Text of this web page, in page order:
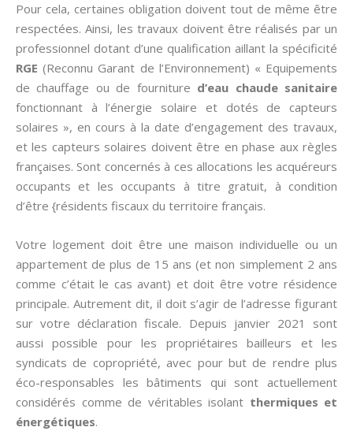
Pour cela, certaines obligation doivent tout de même être
respectées. Ainsi, les travaux doivent être réalisés par un
professionnel dotant d’une qualification aillant la spécificité
RGE(Reconnu Garant de l’Environnement) « Equipements
de chauffage ou de fourniture d’eau chaude sanitaire
fonctionnant à l’énergie solaire et dotés de capteurs
solaires », en cours à la date d’engagement des travaux,
et les capteurs solaires doivent être en phase aux règles
françaises. Sont concernés à ces allocations les acquéreurs
occupants et les occupants à titre gratuit, à condition
d’être {résidents fiscaux du territoire français.
Votre logement doit être une maison individuelle ou un
appartement de plus de 15 ans (et non simplement 2 ans
comme c’était le cas avant) et doit être votre résidence
principale. Autrement dit, il doit s’agir de l’adresse figurant
sur votre déclaration fiscale. Depuis janvier 2021 sont
aussi possible pour les propriétaires bailleurs et les
syndicats de copropriété, avec pour but de rendre plus
éco-responsables les bâtiments qui sont actuellement
considérés comme de véritables isolant thermiques et
énergétiques.